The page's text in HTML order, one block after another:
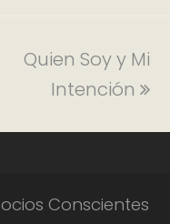
Quien Soy y Mi
Intención
Conscientes